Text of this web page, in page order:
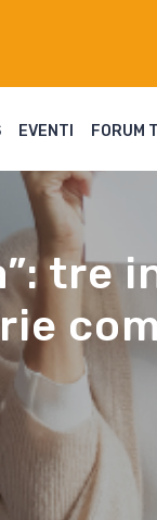
EVENTI FORUM
tre